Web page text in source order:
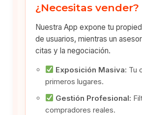
¿Necesitas vender?
Nuestra App expone tu
de usuarios, mientras un
citas y la negociación.
Exposición Masiva: Tu
primeros lugares.
Gestión Profesional:
compradores reales.